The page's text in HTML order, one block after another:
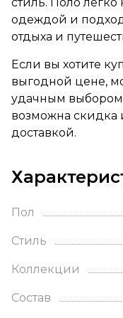
одеждой и
отдыха и
Если вы хотите
выгодной цене,
удачным
возможна скидка
доставкой.
Пол
Стиль
Коллекции
Состав